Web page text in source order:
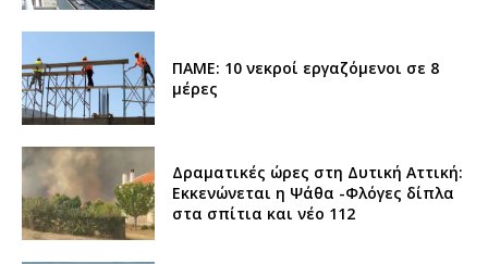
ΠΑΜΕ: 10 νεκροί εργαζόμενοι σε 8
μέρες
Δραματικές ώρες στη Δυτική Αττική:
Εκκενώνεται η Ψάθα -Φλόγες δίπλα
στα σπίτια και νέο 112